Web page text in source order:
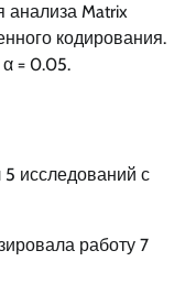
анализа Matrix
кодирования.
= 0.05.
5 исследований с
работу 7